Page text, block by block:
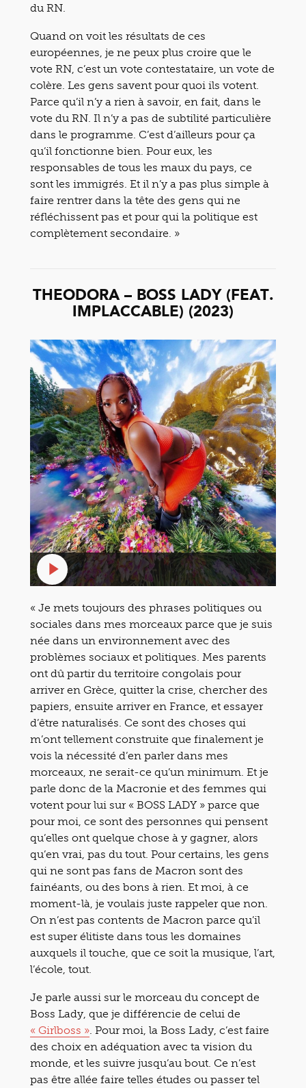
du RN.
Quand on voit les résultats de ces
européennes, je ne peux plus croire que le
vote RN, c’est un vote contestataire, un vote de
colère. Les gens savent pour quoi ils votent.
Parce qu’il n’y a rien à savoir, en fait, dans le
vote du RN. Il n’y a pas de subtilité particulière
dans le programme. C’est d’ailleurs pour ça
qu’il fonctionne bien. Pour eux, les
responsables de tous les maux du pays, ce
sont les immigrés. Et il n’y a pas plus simple à
faire rentrer dans la tête des gens qui ne
réfléchissent pas et pour qui la politique est
complètement secondaire. »
THEODORA – BOSS LADY (FEAT.
IMPLACCABLE) (2023)
« Je mets toujours des phrases politiques ou
sociales dans mes morceaux parce que je suis
née dans un environnement avec des
problèmes sociaux et politiques. Mes parents
ont dû partir du territoire congolais pour
arriver en Grèce, quitter la crise, chercher des
papiers, ensuite arriver en France, et essayer
d’être naturalisés. Ce sont des choses qui
m’ont tellement construite que finalement je
vois la nécessité d’en parler dans mes
morceaux, ne serait-ce qu’un minimum. Et je
parle donc de la Macronie et des femmes qui
votent pour lui sur « BOSS LADY » parce que
pour moi, ce sont des personnes qui pensent
qu’elles ont quelque chose à y gagner, alors
qu’en vrai, pas du tout. Pour certains, les gens
qui ne sont pas fans de Macron sont des
fainéants, ou des bons à rien. Et moi, à ce
moment-là, je voulais juste rappeler que non.
On n’est pas contents de Macron parce qu’il
est super élitiste dans tous les domaines
auxquels il touche, que ce soit la musique, l’art,
l’école, tout.
Je parle aussi sur le morceau du concept de
Boss Lady, que je différencie de celui de
« Girlboss » . Pour moi, la Boss Lady, c’est faire
des choix en adéquation avec ta vision du
monde, et les suivre jusqu’au bout. Ce n’est
pas être allée faire telles études ou passer tel